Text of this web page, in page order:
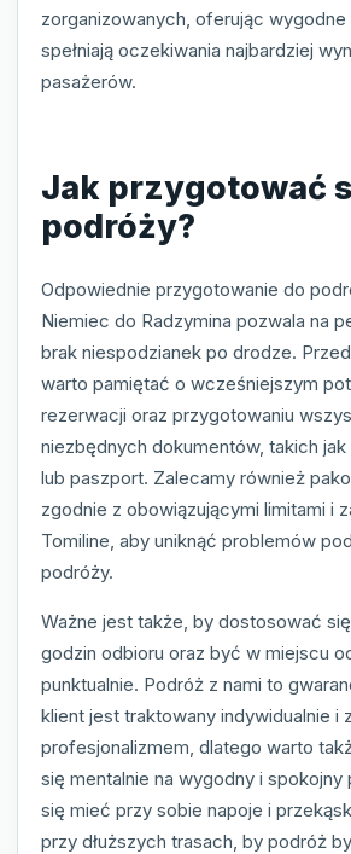
zorganizowanych, oferując
spełniają oczekiwania najbardziej
pasażerów.
Jak przygotować
podróży?
Odpowiednie przygotowanie do
Niemiec do Radzymina pozwala na
brak niespodzianek po drodze.
warto pamiętać o wcześniejszym
rezerwacji oraz przygotowaniu
niezbędnych dokumentów, takich
lub paszport. Zalecamy również
zgodnie z obowiązującymi limitami i
Tomiline, aby uniknąć problemów
podróży.
Ważne jest także, by dostosować
godzin odbioru oraz być w miejscu
punktualnie. Podróż z nami to
klient jest traktowany indywidualnie i
profesjonalizmem, dlatego warto
się mentalnie na wygodny i spokojny
się mieć przy sobie napoje i
przy dłuższych trasach, by podróż